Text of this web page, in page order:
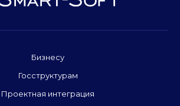
Бизнесу
Госструктурам
Проектная интеграция